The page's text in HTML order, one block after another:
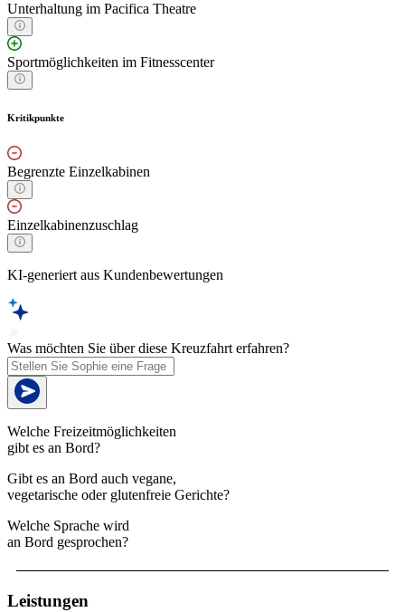
Unterhaltung im Pacifica Theatre
Sportmöglichkeiten im Fitnesscenter
Kritikpunkte
Begrenzte Einzelkabinen
Einzelkabinenzuschlag
KI-generiert aus Kundenbewertungen
Was möchten Sie über diese Kreuzfahrt erfahren?
Welche Freizeitmöglichkeiten
gibt es an Bord?
Gibt es an Bord auch vegane,
vegetarische oder glutenfreie Gerichte?
Welche Sprache wird
an Bord gesprochen?
Leistungen